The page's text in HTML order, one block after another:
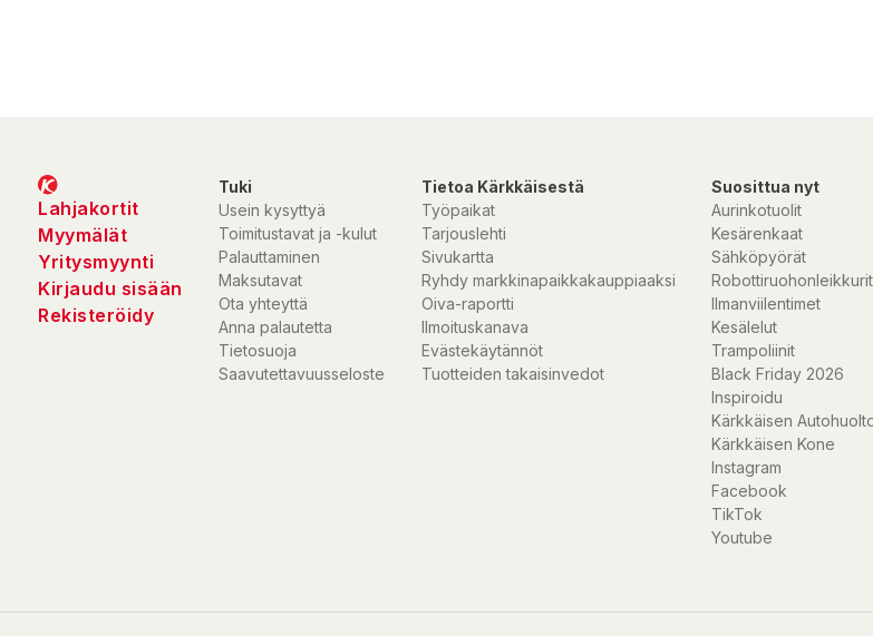
Lahjakortit
Myymälät
Yritysmyynti
Kirjaudu sisään
Rekisteröidy
Tuki
Usein kysyttyä
Toimitustavat ja -kulut
Palauttaminen
Maksutavat
Ota yhteyttä
Anna palautetta
Tietosuoja
Saavutettavuusseloste
Tietoa Kärkkäisestä
Työpaikat
Tarjouslehti
Sivukartta
Ryhdy markkinapaikkakauppiaaksi
Oiva-raportti
Ilmoituskanava
Evästekäytännöt
Tuotteiden takaisinvedot
Suosittua nyt
Aurinkotuolit
Kesärenkaat
Sähköpyörät
Robottiruohonleikkurit
Ilmanviilentimet
Kesälelut
Trampoliinit
Black Friday 2026
Inspiroidu
Kärkkäisen
Kärkkäisen Kone
Instagram
Facebook
TikTok
Youtube